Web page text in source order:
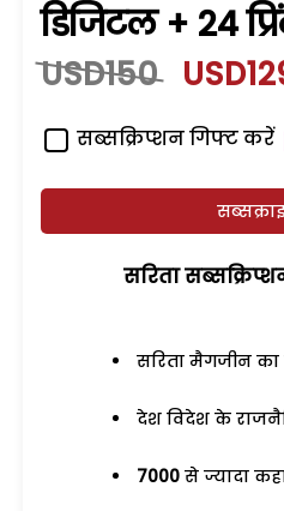
डिजिटल + 24
USD150
सब्सक्रिप्शन गिफ्ट करें
सरिता
सरिता मैगजीन
देश विदेश के
7000 से ज्यादा